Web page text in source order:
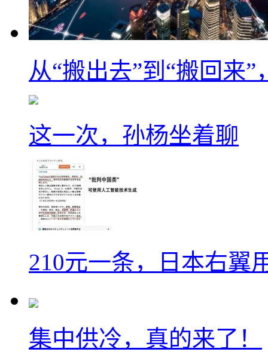
从“搬出去”到“搬回来
这一次，孙杨坐着聊
210元一条，日本右翼
集中供冷，真的来了！